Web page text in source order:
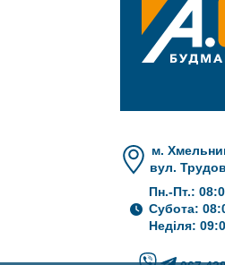
м.
вул.
Пн.-Пт.:
Субота:
Неділя: